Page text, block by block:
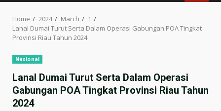
Home 2024 March
1
Lanal Dumai Turut Serta Dalam Operasi Gabungan POA Tingkat
Provinsi Riau Tahun 2024
Nasional
Lanal Dumai Turut Serta Dalam Operasi
Gabungan POA Tingkat Provinsi Riau Tahun
2024